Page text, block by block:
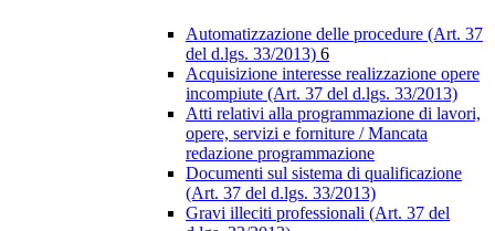
Automatizzazione delle procedure (Art. 37
del d.lgs. 33/2013) 6
Acquisizione interesse realizzazione opere
incompiute (Art. 37 del d.lgs. 33/2013)
Atti relativi alla programmazione di lavori,
opere, servizi e forniture / Mancata
redazione programmazione
Documenti sul sistema di qualificazione
(Art. 37 del d.lgs. 33/2013)
Gravi illeciti professionali (Art. 37 del